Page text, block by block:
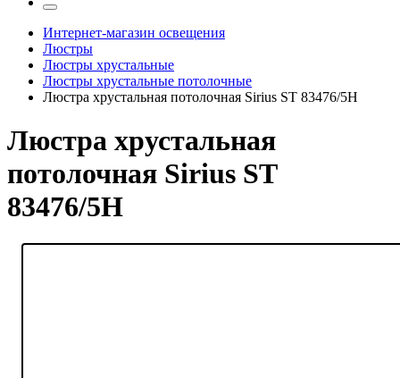
Интернет-магазин освещения
Люстры
Люстры хрустальные
Люстры хрустальные потолочные
Люстра хрустальная потолочная Sirius ST 83476/5Н
Люстра хрустальная
потолочная Sirius ST
83476/5Н